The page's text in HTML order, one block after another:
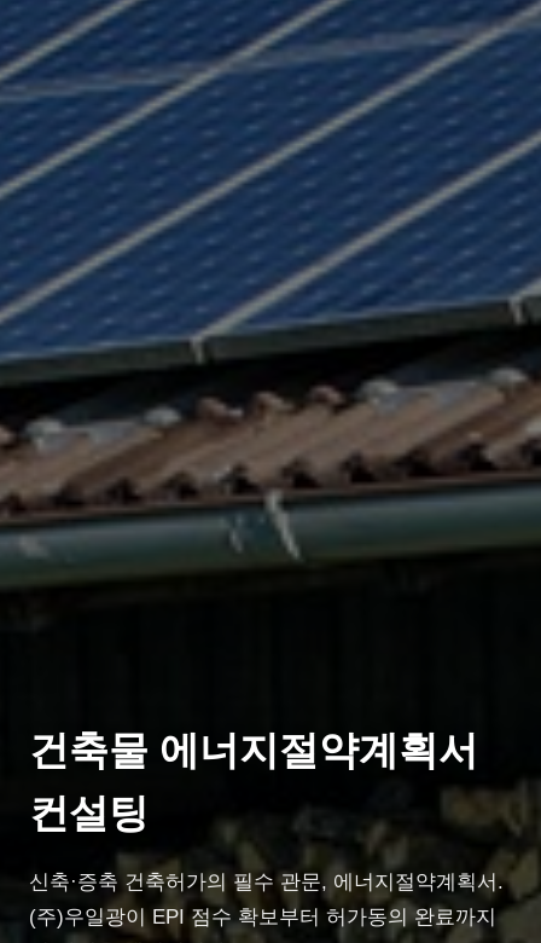
건축물 에너지절약계획서
컨설팅
신축·증축 건축허가의 필수 관문, 에너지절약계획서.
(주)우일광이 EPI 점수 확보부터 허가동의 완료까지